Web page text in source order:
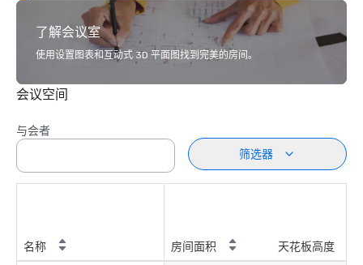
了解会议室
使用设置图表和互动式 3D 平面图找到完美的房间。
会议空间
与会者
筛选器
名称 房间面积 天花板高度